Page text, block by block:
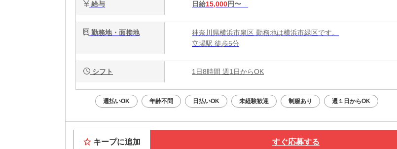
給与 日給15,000円〜
勤務地・面接地
神奈川県横浜市泉区 勤務地は横浜市緑区です。
立場駅 徒歩5分
シフト 1日8時間 週1日からOK
週払いOK 年齢不問 日払いOK 未経験歓迎 制服あり 週１日からOK
キープに追加 すぐ応募する